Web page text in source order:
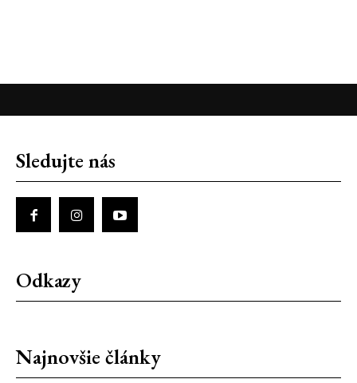
Sledujte nás
Odkazy
Najnovšie články